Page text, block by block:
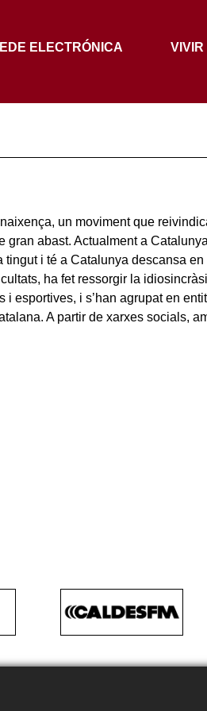
ELECTRÓNICA
un moviment que
abast. Actualment a
i té a Catalunya descansa
ha fet ressorgir la
i s’han agrupat en
A partir de xarxes socials,